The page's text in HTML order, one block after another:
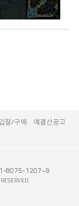
찰/구매
예결산공고
8075-1207~9